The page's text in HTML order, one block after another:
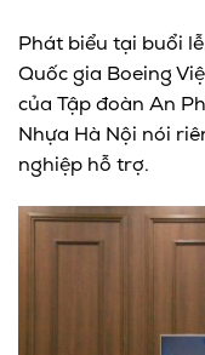
Phát biểu tại buổi
Quốc gia Boeing
của Tập đoàn An
Nhựa Hà Nội nói
nghiệp hỗ trợ.